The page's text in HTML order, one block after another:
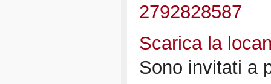
2792828587
Scarica la
Sono invitati a